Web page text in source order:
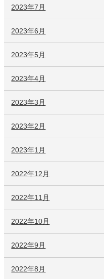
2023年7月
2023年6月
2023年5月
2023年4月
2023年3月
2023年2月
2023年1月
2022年12月
2022年11月
2022年10月
2022年9月
2022年8月